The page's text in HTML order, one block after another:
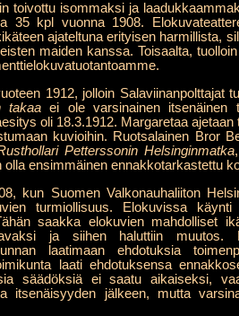
toivottu isommaksi ja
kpl vuonna 1908.
ajateltuna erityisen harmillista,
maiden kanssa. Toisaalta,
1912, jolloin Salaviinanpolttajat
takaa ei ole varsinainen itsenäinen
oli 18.3.1912. Margaretaa
kuvioihin. Ruotsalainen Bror
Petterssonin Helsinginmatka
ensimmäinen ennakkotarkastettu
kun Suomen Valkonauhaliiton
turmiollisuus. Elokuvissa
saakka elokuvien mahdolliset
ja siihen haluttiin muutos.
laatimaan ehdotuksia
laati ehdotuksensa
säädöksiä ei saatu aikaiseksi,
itsenäisyyden jälkeen, mutta